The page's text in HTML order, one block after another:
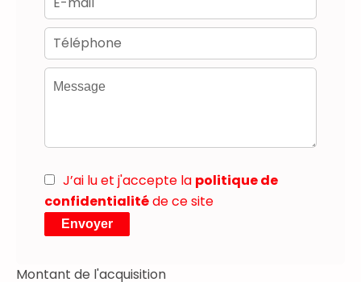
J’ai lu et j'accepte la politique de
confidentialitéde ce site
Envoyer
Montant de l'acquisition